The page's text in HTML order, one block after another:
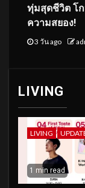
ทุ่มสุดชีวิต โ
ความสยอง!
3 วัน ago
LIVING
LIVING
1 min read